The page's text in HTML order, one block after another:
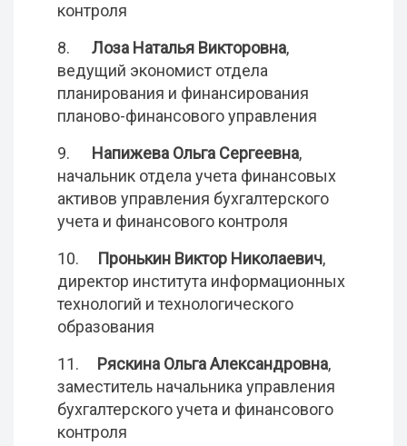
контроля
8. Лоза Наталья Викторовна,
ведущий экономист отдела
планирования и финансирования
планово-финансового управления
9. Напижева Ольга Сергеевна,
начальник отдела учета финансовых
активов управления бухгалтерского
учета и финансового контроля
10. Пронькин Виктор Николаевич,
директор института информационных
технологий и технологического
образования
11. Ряскина Ольга Александровна,
заместитель начальника управления
бухгалтерского учета и финансового
контроля